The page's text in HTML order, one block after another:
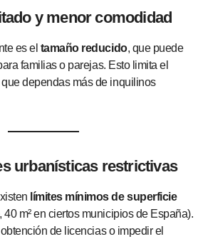
y menor comodidad
es el tamaño reducido, que puede
familias o parejas. Esto limita el
dependas más de inquilinos
urbanísticas restrictivas
límites mínimos de superficie
m² en ciertos municipios de España).
de licencias o impedir el